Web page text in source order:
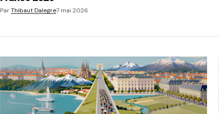
ParThibaut Dalegre7 mai 2026